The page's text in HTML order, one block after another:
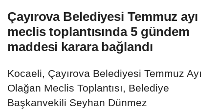
Çayırova Belediyesi Temmuz ayı
meclis toplantısında 5 gündem
maddesi karara bağlandı
Kocaeli, Çayırova Belediyesi Temmuz Ayı
Olağan Meclis Toplantısı, Belediye
Başkanvekili Seyhan Dünmez